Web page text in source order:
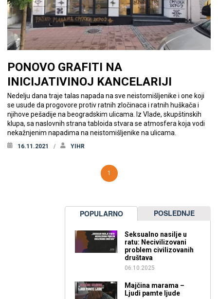
PONOVO GRAFITI NA
INICIJATIVINOJ KANCELARIJI
Nedelju dana traje talas napada na sve neistomišljenike i one koji
se usude da progovore protiv ratnih zločinaca i ratnih huškača i
njihove pešadije na beogradskim ulicama. Iz Vlade, skupštinskih
klupa, sa naslovnih strana tabloida stvara se atmosfera koja vodi
nekažnjenim napadima na neistomišljenike na ulicama.
16.11.2021 YIHR
1
POPULARNO POSLEDNJE
Seksualno nasilje u
ratu: Necivilizovani
problem civilizovanih
društava
06.10.2025
Majčina marama –
Ljudi pamte ljude